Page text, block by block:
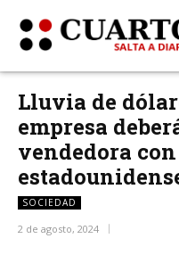
Lluvia de
empresa
vendedora
SOCIEDAD
2 de agosto, 2024